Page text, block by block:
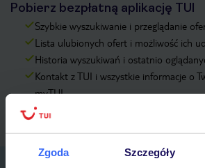
Zgoda Szczegóły
Pobierz bezpłatną aplikację TUI
Szybkie wyszukiwanie i przeglądanie
Lista ulubionych ofert i możliwość ich
Historia wyszukiwań i ostatnio
Kontakt z TUI i wszystkie informacje o
myTUI